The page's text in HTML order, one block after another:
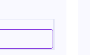
assistente
suas